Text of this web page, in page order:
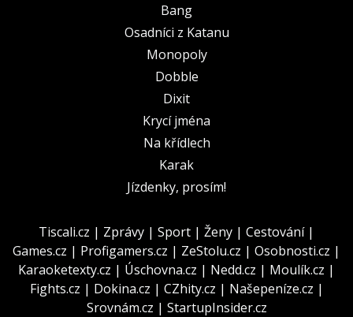
Bang
Osadníci z Katanu
Monopoly
Dobble
Dixit
Krycí jména
Na křídlech
Karak
Jízdenky, prosím!
Tiscali.cz | Zprávy | Sport | Ženy | Cestování|
Games.cz | Profigamers.cz | ZeStolu.cz | Osobnosti.cz |
Karaoketexty.cz | Úschovna.cz | Nedd.cz | Moulík.cz |
Fights.cz | Dokina.cz | CZhity.cz | Našepeníze.cz |
Srovnám.cz | StartupInsider.cz